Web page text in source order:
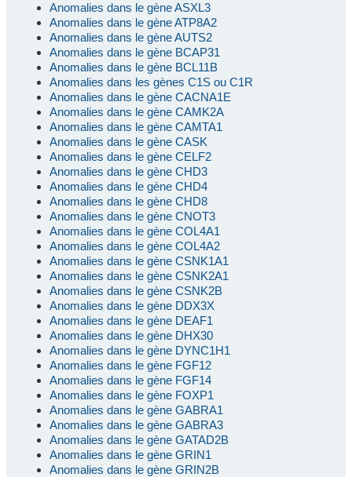
Anomalies dans le gène ASXL3
Anomalies dans le gène ATP8A2
Anomalies dans le gène AUTS2
Anomalies dans le gène BCAP31
Anomalies dans le gène BCL11B
Anomalies dans les gènes C1S ou C1R
Anomalies dans le gène CACNA1E
Anomalies dans le gène CAMK2A
Anomalies dans le gène CAMTA1
Anomalies dans le gène CASK
Anomalies dans le gène CELF2
Anomalies dans le gène CHD3
Anomalies dans le gène CHD4
Anomalies dans le gène CHD8
Anomalies dans le gène CNOT3
Anomalies dans le gène COL4A1
Anomalies dans le gène COL4A2
Anomalies dans le gène CSNK1A1
Anomalies dans le gène CSNK2A1
Anomalies dans le gène CSNK2B
Anomalies dans le gène DDX3X
Anomalies dans le gène DEAF1
Anomalies dans le gène DHX30
Anomalies dans le gène DYNC1H1
Anomalies dans le gène FGF12
Anomalies dans le gène FGF14
Anomalies dans le gène FOXP1
Anomalies dans le gène GABRA1
Anomalies dans le gène GABRA3
Anomalies dans le gène GATAD2B
Anomalies dans le gène GRIN1
Anomalies dans le gène GRIN2B